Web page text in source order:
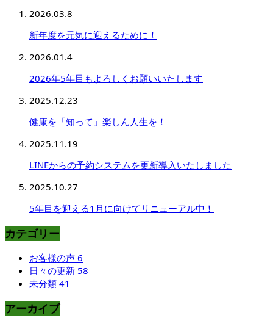
2026.03.8
新年度を元気に迎えるために！
2026.01.4
2026年5年目もよろしくお願いいたします
2025.12.23
健康を「知って」楽しん人生を！
2025.11.19
LINEからの予約システムを更新導入いたしました
2025.10.27
5年目を迎える1月に向けてリニューアル中！
カテゴリー
お客様の声 6
日々の更新 58
未分類 41
アーカイブ